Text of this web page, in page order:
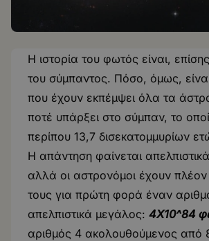
Η ιστορία του φωτός είναι,
του σύμπαντος. Πόσο, όμως,
που έχουν εκπέμψει όλα τα
ποτέ υπάρξει στο σύμπαν, το
περίπου 13,7 δισεκατομμυρίων
Η απάντηση φαίνεται
αλλά οι αστρονόμοι έχουν πλέον
τους για πρώτη φορά έναν
απελπιστικά μεγάλος: 4Χ10^84
αριθμός 4 ακολουθούμενος από